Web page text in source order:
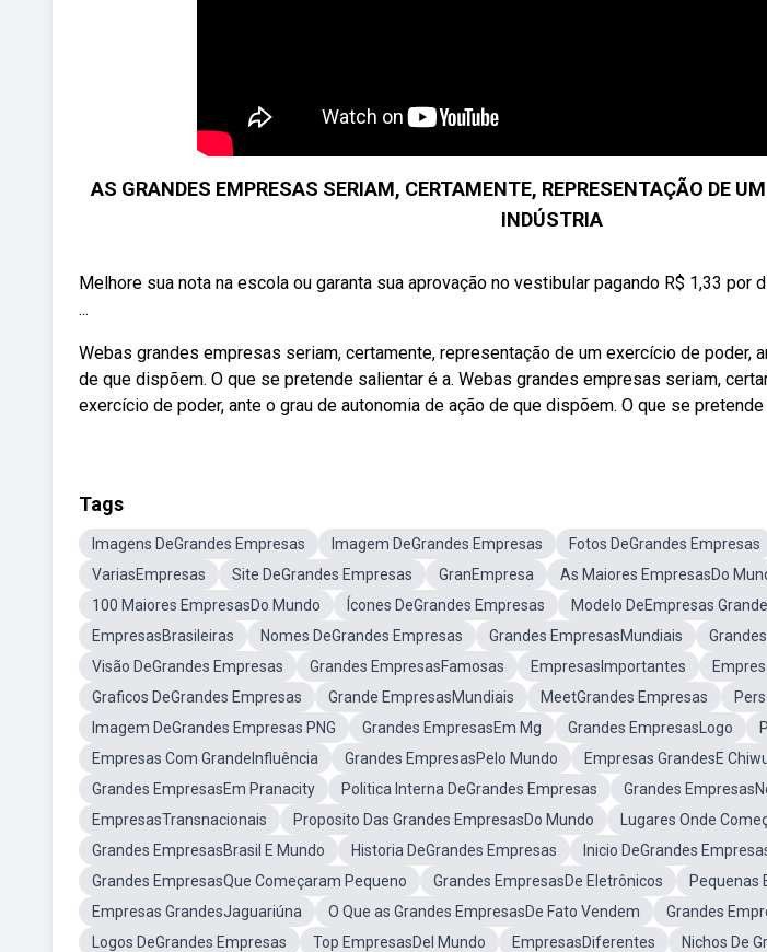
AS GRANDES EMPRESAS SERIAM, CERTAMENTE, REPRESENTAÇÃO DE
INDÚSTRIA
Melhore sua nota na escola ou garanta sua aprovação no vestibular pagando R$ 1,33 por
...
Webas grandes empresas seriam, certamente, representação de um exercício de poder,
de que dispõem. O que se pretende salientar é a. Webas grandes empresas seriam,
exercício de poder, ante o grau de autonomia de ação de que dispõem. O que se pretende
Tags
Imagens DeGrandes Empresas Imagem DeGrandes Empresas Fotos DeGrandes Empresas
VariasEmpresas
Site DeGrandes Empresas GranEmpresa
As Maiores EmpresasDo
100 Maiores EmpresasDo Mundo
Ícones DeGrandes Empresas Modelo DeEmpresas
EmpresasBrasileiras
Nomes DeGrandes Empresas Grandes EmpresasMundiais
Visão DeGrandes Empresas
Grandes EmpresasFamosas EmpresasImportantes
Graficos DeGrandes Empresas
Grande EmpresasMundiais MeetGrandes Empresas
Imagem DeGrandes Empresas PNG
Grandes EmpresasEm Mg Grandes EmpresasLogo
Empresas Com GrandeInfluência
Grandes EmpresasPelo Mundo
Empresas GrandesE
Grandes EmpresasEm Pranacity
Politica Interna DeGrandes Empresas
Grandes
EmpresasTransnacionais
Proposito Das Grandes EmpresasDo Mundo
Lugares Onde
Grandes EmpresasBrasil E Mundo
Historia DeGrandes Empresas
Inicio DeGrandes
Grandes EmpresasQue Começaram Pequeno
Grandes EmpresasDe Eletrônicos
Pequenas
Empresas GrandesJaguariúna
O Que as Grandes EmpresasDe Fato Vendem
Grandes
Logos DeGrandes Empresas
Top EmpresasDel Mundo EmpresasDiferentes Nichos De